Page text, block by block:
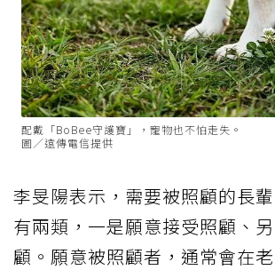
配戴「BoBee守護寶」，寵物也不怕走失。
圖／遠傳電信提供
李旻陽表示，需要被照顧的長
有兩類，一是願意接受照顧、
顧。願意被照顧者，通常會在